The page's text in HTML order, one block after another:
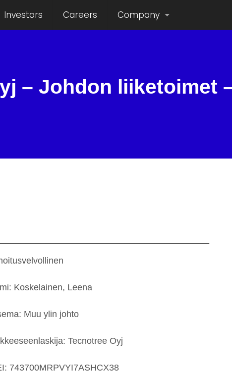
Investors Careers Company
– Johdon liiketoimet
Koskelainen, Leena
Muu ylin johto
Tecnotree Oyj
743700MRPVYI7ASHCX38